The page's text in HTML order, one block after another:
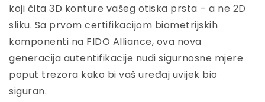
koji čita 3D konture vašeg otiska prsta – a ne 2D
sliku. Sa prvom certifikacijom biometrijskih
komponenti na FIDO Alliance, ova nova
generacija autentifikacije nudi sigurnosne mjere
poput trezora kako bi vaš uređaj uvijek bio
siguran.